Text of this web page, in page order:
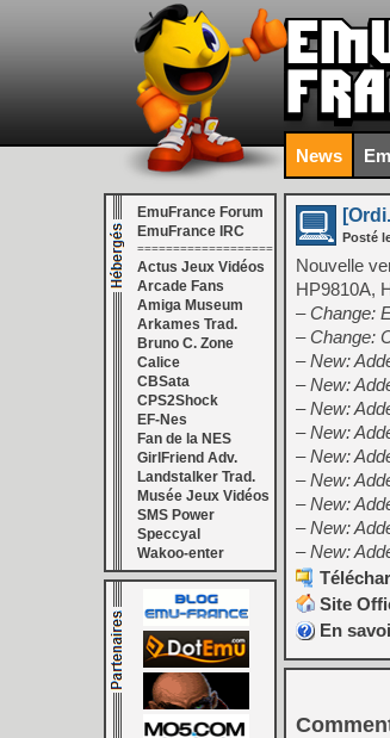
News
EmuFrance Forum
EmuFrance IRC
===================
Actus Jeux Vidéos
Arcade Fans
Amiga Museum
Arkames Trad.
Bruno C. Zone
Calice
CBSata
CPS2Shock
EF-Nes
Fan de la NES
GirlFriend Adv.
Landstalker Trad.
Musée Jeux Vidéos
SMS Power
Speccyal
Wakoo-enter
Posté
Nouvelle
HP9810A,
– Change:
– Change:
– New:
– New:
– New:
– New:
– New:
– New:
– New:
– New:
– New:
Site
En